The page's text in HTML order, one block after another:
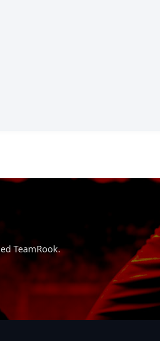
TeamRook.